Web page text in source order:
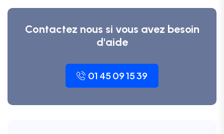
Contactez nous si vous avez besoin
d'aide
01 45 09 15 39